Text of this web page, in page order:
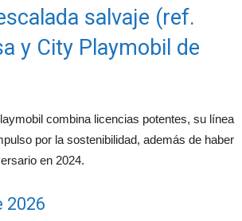
salvaje (ref.
y City Playmobil de
combina licencias potentes, su línea
por la sostenibilidad, además de haber
en 2024.
2026